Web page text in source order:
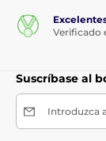
Verificado
Suscríbase al
Introduzca